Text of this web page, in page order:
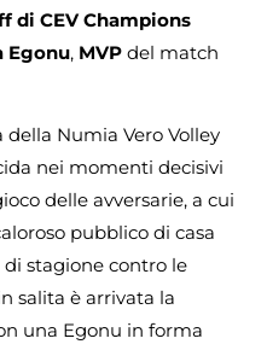
di CEV Champions
Egonu, MVP del match
Numia Vero Volley
nei momenti decisivi
delle avversarie, a cui
pubblico di casa
stagione contro le
salita è arrivata la
una Egonu in forma